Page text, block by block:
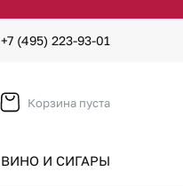
+7 (495) 223-93-01
Корзина пуста
ВИНО И СИГАРЫ